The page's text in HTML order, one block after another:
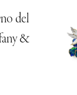
del
&